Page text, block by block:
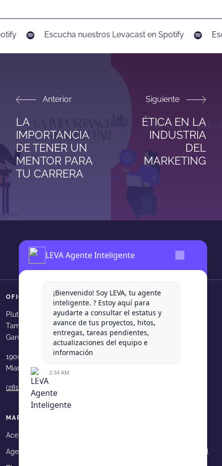
LEVA Agente Inteligente
¡Bienvenido! Soy LEVA, tu agente
inteligente. ? Estoy aquí para
ayudarte a consultar el estatus y
avance de tus proyectos, hitos,
entregas, tareas pendientes,
actualizaciones del equipo e
información
2:34 AM
Escucha nuestros Levacast en Spotify
Anterior
LA
IMPORTANCIA
DE TENER UN
MENTOR PARA
TU CARRERA
Siguiente
ÉTICA EN LA
INDUSTRIA
DEL
MARKETING
OFICINAS
Plutarco Elias Calles 540, Col.
Tampiquito, San Pedro Garza
García, N.L.
1900 N Bayshore Dr. 33231
Miami, FL, USA
(281) 210 9189
SÍGUENOS
Levadura Agencia en
Levadura Agencia en
Levadura Agencia
Levadura Agencia en youtube
Levadura Agencia en
MAPA DE SITIO
Acerca de Levadura
Agencia Digital